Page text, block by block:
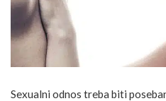
Sexualni odnos treba biti